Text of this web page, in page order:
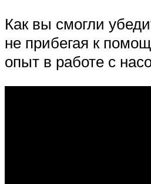
Как вы смогли
не прибегая к
опыт в работе с